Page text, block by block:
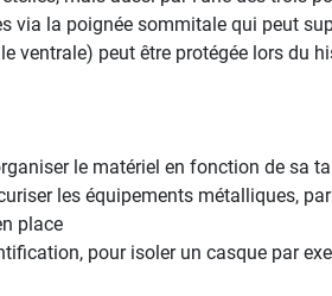
via la poignée sommitale qui peut
ventrale) peut être protégée lors du
le matériel en fonction de sa
les équipements métalliques,
place
pour isoler un casque par